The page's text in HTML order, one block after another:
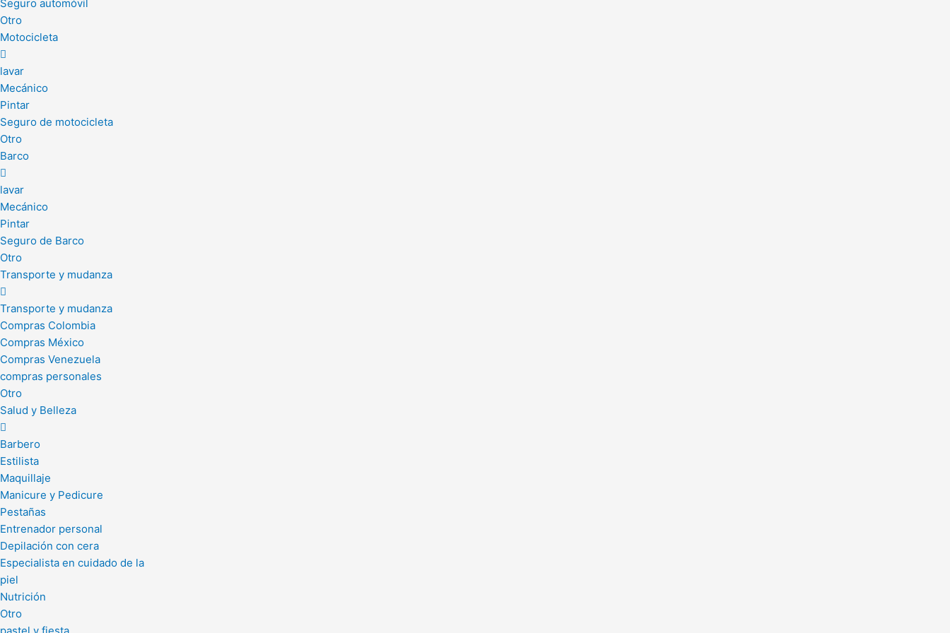
Seguro automóvil
Otro
Motocicleta
lavar
Mecánico
Pintar
Seguro de motocicleta
Otro
Barco
lavar
Mecánico
Pintar
Seguro de Barco
Otro
Transporte y mudanza
Transporte y mudanza
Compras Colombia
Compras México
Compras Venezuela
compras personales
Otro
Salud y Belleza
Barbero
Estilista
Maquillaje
Manicure y Pedicure
Pestañas
Entrenador personal
Depilación con cera
Especialista en cuidado de la
piel
Nutrición
Otro
pastel y fiesta